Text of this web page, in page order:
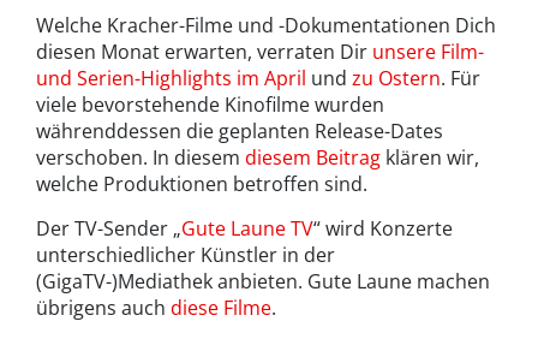
Welche Kracher-Filme und -Dokumentationen Dich
diesen Monat erwarten, verraten Dir unsere Film-
und Serien-Highlights im April und zu Ostern. Für
viele bevorstehende Kinofilme wurden
währenddessen die geplanten Release-Dates
verschoben. In diesem diesem Beitrag klären wir,
welche Produktionen betroffen sind.
Der TV-Sender „Gute Laune TV“ wird Konzerte
unterschiedlicher Künstler in der
(GigaTV-)Mediathek anbieten. Gute Laune machen
übrigens auch diese Filme.